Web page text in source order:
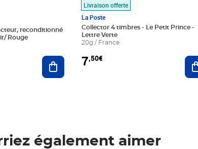
reconditionné
Rouge
Ajouter au panier
Livraison offerte
La Poste
Collector 4 timbres - Le Petit Prince -
Lettre Verte
20g / France
7,50€
également aimer